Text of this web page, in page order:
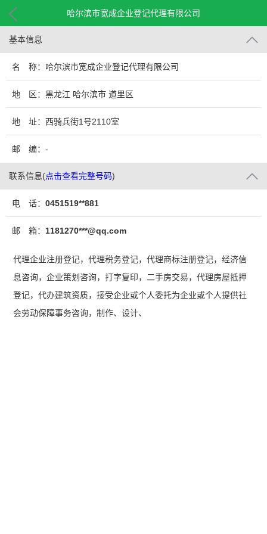
哈尔滨市宽成企业登记代理有限公司
基本信息
名 称：哈尔滨市宽成企业登记代理有限公司
地 区：黑龙江 哈尔滨市 道里区
地 址：西骑兵街1号2110室
邮 编：-
联系信息(点击查看完整号码)
电 话： 0451519**881
邮 箱： 1181270***@qq.com
代理企业注册登记，代理税务登记，代理商标注册登记，经济信
息咨询，企业策划咨询，打字复印，二手房交易，代理房屋抵押
登记，代办建筑资质，接受企业或个人委托为企业或个人提供社
会劳动保障事务咨询，制作、设计、